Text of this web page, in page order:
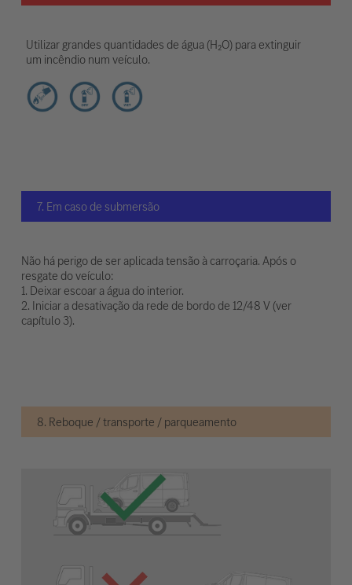
Utilizar grandes quantidades de água (H₂O) para extinguir
um incêndio num veículo.
7. Em caso de submersão
Não há perigo de ser aplicada tensão à carroçaria. Após o
resgate do veículo:
1. Deixar escoar a água do interior.
2. Iniciar a desativação da rede de bordo de 12/48 V (ver
capítulo 3).
8. Reboque / transporte / parqueamento